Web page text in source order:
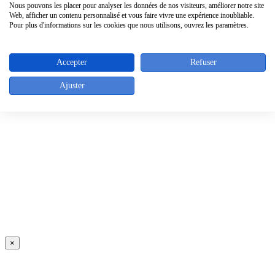
Contact info
Fax : +32 (0)2/640.30.39
Top
×
Nous pouvons les placer pour analyser les données de nos visiteurs, améliorer notre site
Web, afficher un contenu personnalisé et vous faire vivre une expérience inoubliable.
Pour plus d'informations sur les cookies que nous utilisons, ouvrez les paramètres.
Accepter Refuser
Ajuster